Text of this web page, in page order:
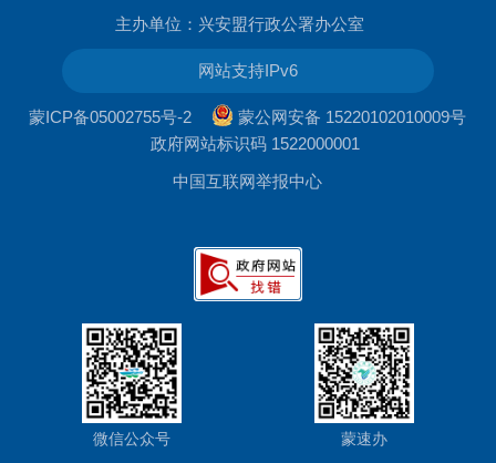
主办单位：兴安盟行政公署办公室
网站支持IPv6
蒙ICP备05002755号-2
蒙公网安备 15220102010009号
政府网站标识码 1522000001
中国互联网举报中心
微信公众号 蒙速办